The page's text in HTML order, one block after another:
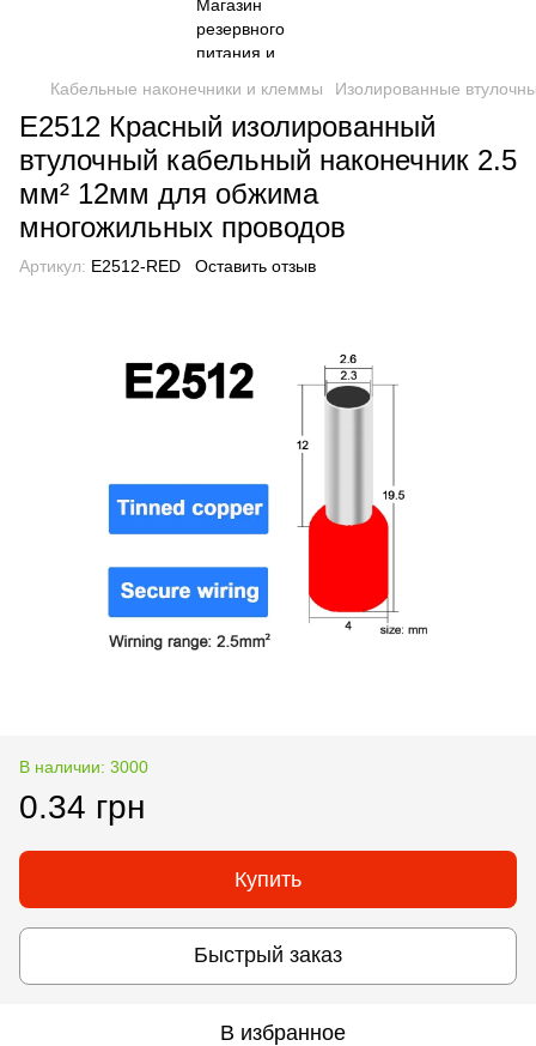
Кабельные наконечники и клеммы Изолированные
E2512 Красный изолированный
втулочный кабельный наконечник 2.5
мм² 12мм для обжима
многожильных проводов
Артикул: E2512-RED Оставить отзыв
В наличии: 3000
0.34 грн
Купить
Быстрый заказ
В избранное